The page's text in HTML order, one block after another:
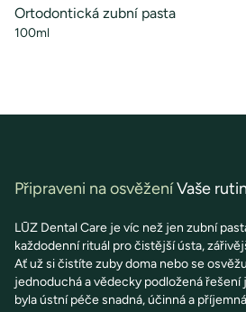
Ortodontická zubní pasta
100ml
Připraveni na osvěženíVaše
LŪZ Dental Care je víc než jen zubní
každodenní rituál pro čistější ústa,
Ať už si čistíte zuby doma nebo se
jednoduchá a vědecky podložená řešení
byla ústní péče snadná, účinná a